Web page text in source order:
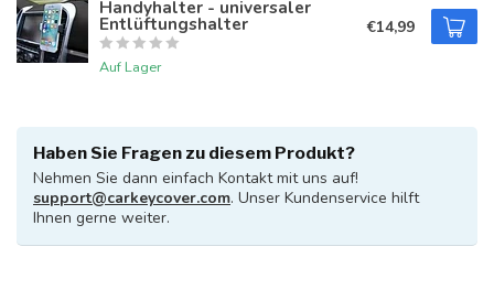
Handyhalter - universaler
Entlüftungshalter
Auf Lager
€14,99
Haben Sie Fragen zu diesem Produkt?
Nehmen Sie dann einfach Kontakt mit uns auf!
support@carkeycover.com. Unser Kundenservice hilft
Ihnen gerne weiter.